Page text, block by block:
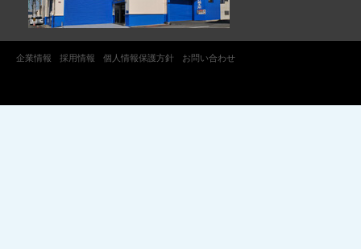
企業情報 採用情報 個人情報保護方針 お問い合わせ